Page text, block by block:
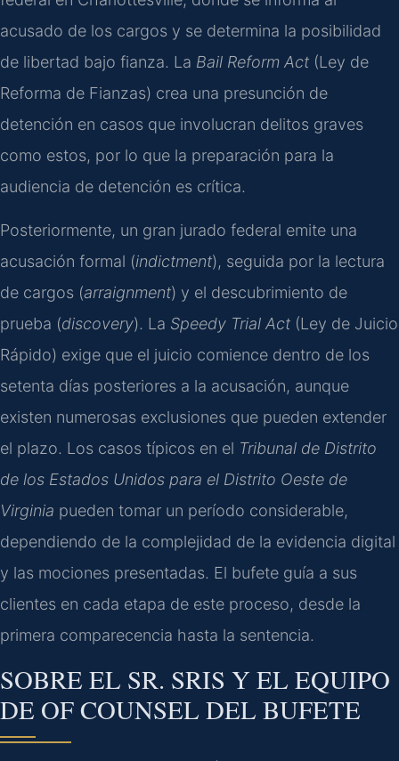
acusado de los cargos y se determina la posibilidad
de libertad bajo fianza. La Bail Reform Act (Ley de
Reforma de Fianzas) crea una presunción de
detención en casos que involucran delitos graves
como estos, por lo que la preparación para la
audiencia de detención es crítica.
Posteriormente, un gran jurado federal emite una
acusación formal (indictment), seguida por la lectura
de cargos (arraignment) y el descubrimiento de
prueba (discovery). La Speedy Trial Act (Ley de Juicio
Rápido) exige que el juicio comience dentro de los
setenta días posteriores a la acusación, aunque
existen numerosas exclusiones que pueden extender
el plazo. Los casos típicos en el Tribunal de Distrito
de los Estados Unidos para el Distrito Oeste de
Virginia pueden tomar un período considerable,
dependiendo de la complejidad de la evidencia digital
y las mociones presentadas. El bufete guía a sus
clientes en cada etapa de este proceso, desde la
primera comparecencia hasta la sentencia.
SOBRE EL SR. SRIS Y EL EQUIPO
DE OF COUNSEL DEL BUFETE